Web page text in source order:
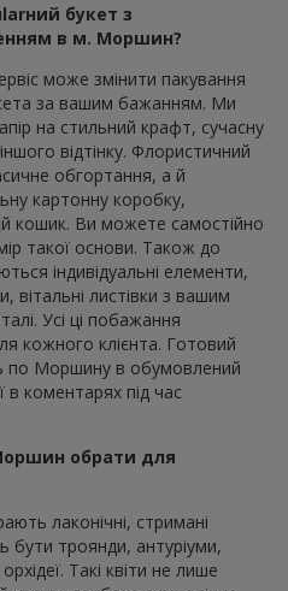
букет з
в м. Моршин?
може змінити пакування
за вашим бажанням. Ми
на стильний крафт, сучасну
відтінку. Флористичний
обгортання, а й
картонну коробку,
кошик. Ви можете самостійно
такої основи. Також до
індивідуальні елементи,
вітальні листівки з вашим
Усі ці побажання
кожного клієнта. Готовий
по Моршину в обумовлений
в коментарях під час
обрати для
лаконічні, стримані
бути троянди, антуріуми,
Такі квіти не лише